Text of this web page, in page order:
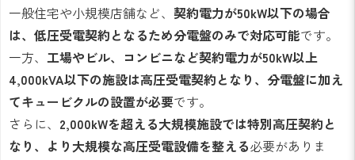
一般住宅や小規模店舗など、 契約電力が50kW以下の場合
は、低圧受電契約となるため分電盤のみで対応可能です。
一方、 工場やビル、コンビニなど契約電力が50kW以上
4,000kVA以下の施設は高圧受電契約となり、分電盤に加え
てキュービクルの設置が必要です。
さらに、 2,000kWを超える大規模施設では特別高圧契約と
なり、より大規模な高圧受電設備を整える必要がありま